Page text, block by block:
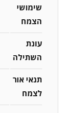
שימושי
הצמח
עונת
השתילה
תנאי אור
לצמח